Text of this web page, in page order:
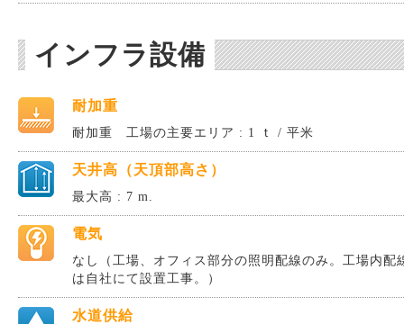
インフラ設備
耐加重
耐加重 工場の主要エリア : 1 ｔ / 平米
天井高（天頂部高さ）
最大高 : 7 m.
電気
なし（工場、オフィス部分の照明配線のみ。工場内
は自社にて設置工事。）
水道供給